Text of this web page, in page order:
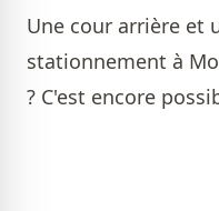
Une cour arrière et
stationnement à
? C'est encore